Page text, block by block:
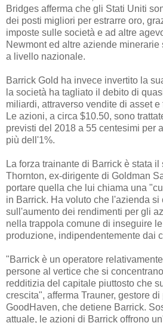
Bridges afferma che gli Stati Uniti
dei posti migliori per estrarre oro,
imposte sulle società e ad altre
Newmont ed altre aziende
a livello nazionale.
Barrick Gold ha invece invertito la
la società ha tagliato il debito di
miliardi, attraverso vendite di asset
Le azioni, a circa $10.50, sono
previsti del 2018 a 55 centesimi per
più dell'1%.
La forza trainante di Barrick è stata
Thornton, ex-dirigente di Goldman
portare quella che lui chiama una
in Barrick. Ha voluto che l'azienda si
sull'aumento dei rendimenti per gli
nella trappola comune di inseguire
produzione, indipendentemente dai
"Barrick è un operatore
persone al vertice che si
redditizia del capitale piuttosto che
crescita", afferma Trauner, gestore
GoodHaven, che detiene Barrick.
attuale, le azioni di Barrick offrono